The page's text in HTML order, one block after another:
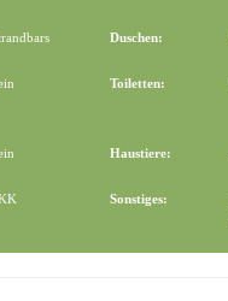
Duschen:
Toiletten:
Haustiere:
Sonstiges: